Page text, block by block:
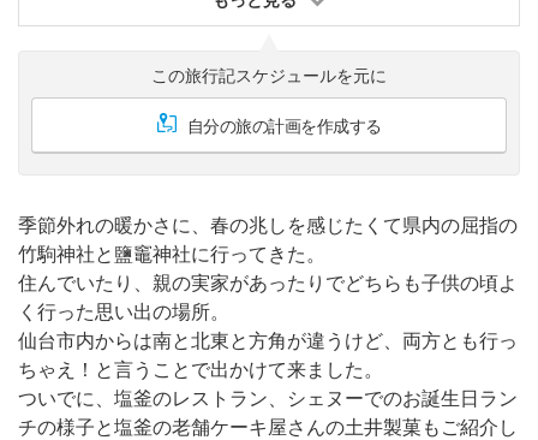
この旅行記スケジュールを元に
自分の旅の計画を作成する
季節外れの暖かさに、春の兆しを感じたくて県内の屈指の
竹駒神社と鹽竈神社に行ってきた。
住んでいたり、親の実家があったりでどちらも子供の頃よ
く行った思い出の場所。
仙台市内からは南と北東と方角が違うけど、両方とも行っ
ちゃえ！と言うことで出かけて来ました。
ついでに、塩釜のレストラン、シェヌーでのお誕生日ラン
チの様子と塩釜の老舗ケーキ屋さんの土井製菓もご紹介し